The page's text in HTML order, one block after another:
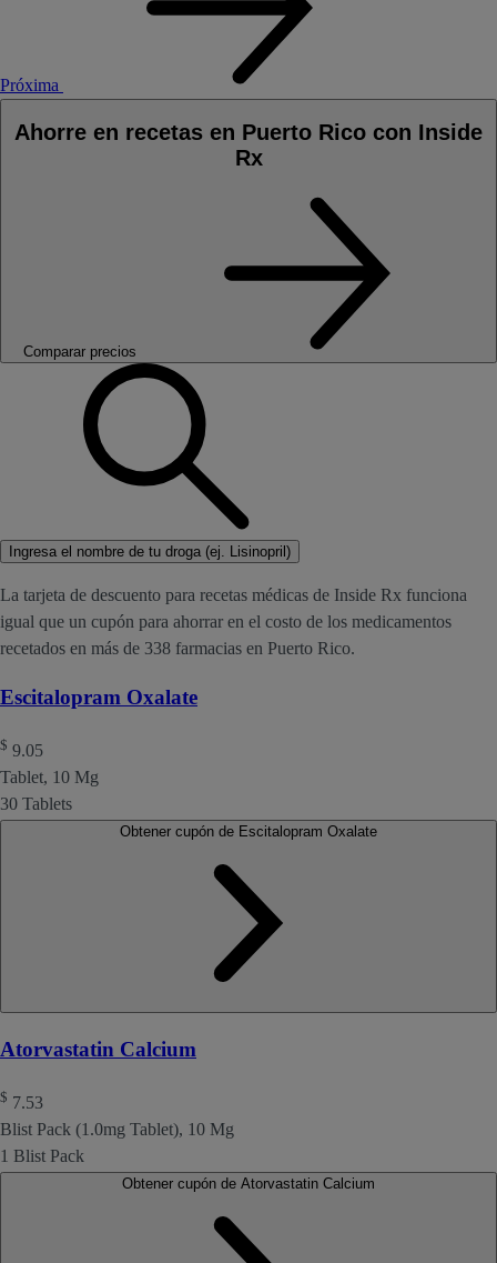
Próxima
Ahorre en recetas en Puerto Rico con Inside
Rx
Comparar precios
Ingresa el nombre de tu droga (ej. Lisinopril)
La tarjeta de descuento para recetas médicas de Inside Rx funciona
igual que un cupón para ahorrar en el costo de los medicamentos
recetados en más de 338 farmacias en Puerto Rico.
Escitalopram Oxalate
$ 9.05
Tablet, 10 Mg
30 Tablets
Atorvastatin Calcium
$ 7.53
Blist Pack (1.0mg Tablet), 10 Mg
1 Blist Pack